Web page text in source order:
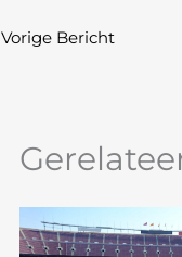
Vorige Bericht